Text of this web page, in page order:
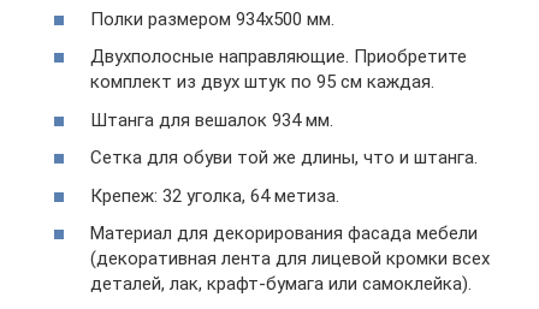
Полки размером 934х500 мм.
Двухполосные направляющие. Приобретите
комплект из двух штук по 95 см каждая.
Штанга для вешалок 934 мм.
Сетка для обуви той же длины, что и штанга.
Крепеж: 32 уголка, 64 метиза.
Материал для декорирования фасада мебели
(декоративная лента для лицевой кромки всех
деталей, лак, крафт-бумага или самоклейка).